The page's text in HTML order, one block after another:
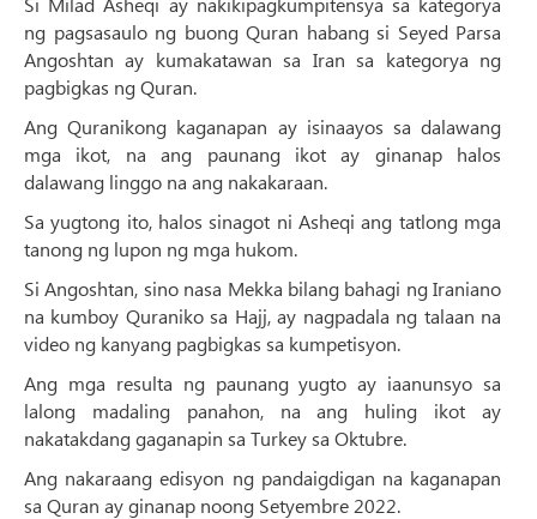
ng pagsasaulo ng buong Quran habang si Seyed Parsa
Angoshtan ay kumakatawan sa Iran sa kategorya ng
pagbigkas ng Quran.
Ang Quranikong kaganapan ay isinaayos sa dalawang
mga ikot, na ang paunang ikot ay ginanap halos
dalawang linggo na ang nakakaraan.
Sa yugtong ito, halos sinagot ni Asheqi ang tatlong mga
tanong ng lupon ng mga hukom.
Si Angoshtan, sino nasa Mekka bilang bahagi ng Iraniano
na kumboy Quraniko sa Hajj, ay nagpadala ng talaan na
video ng kanyang pagbigkas sa kumpetisyon.
Ang mga resulta ng paunang yugto ay iaanunsyo sa
lalong madaling panahon, na ang huling ikot ay
nakatakdang gaganapin sa Turkey sa Oktubre.
Ang nakaraang edisyon ng pandaigdigan na kaganapan
sa Quran ay ginanap noong Setyembre 2022.